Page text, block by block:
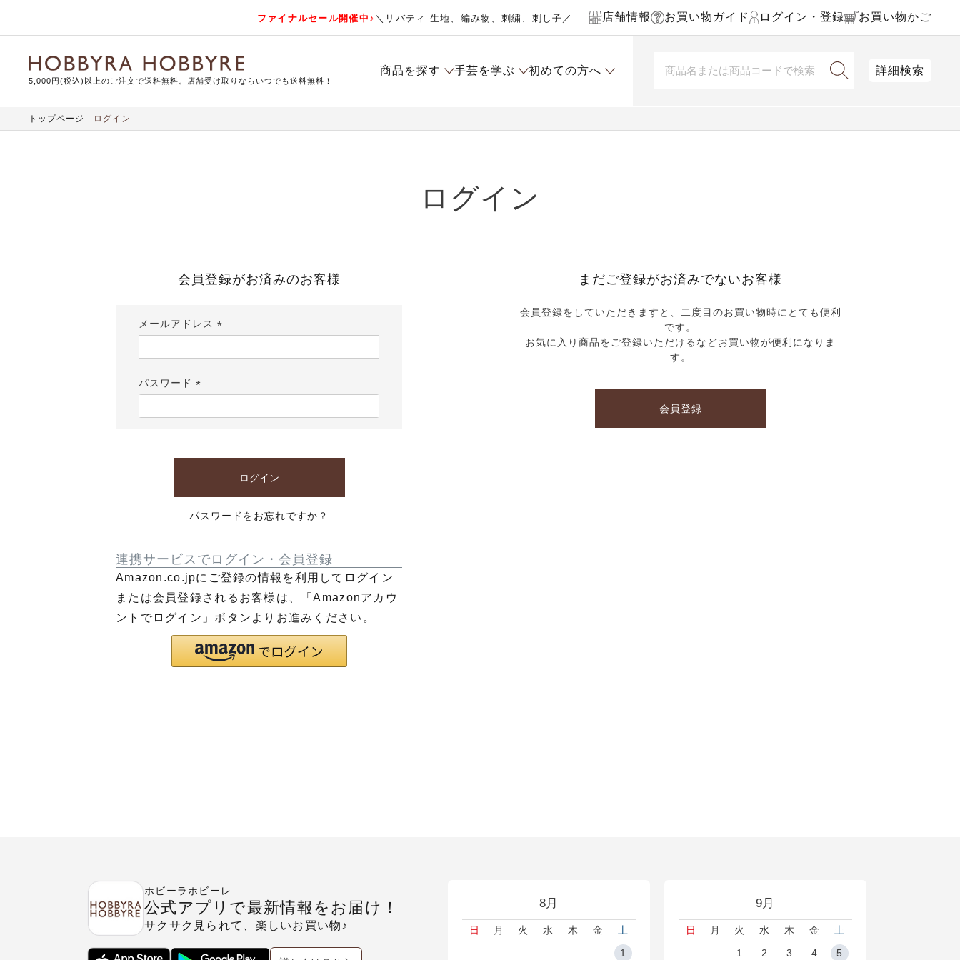
ファイナルセール開催中♪ ＼リバティ 生地、編み物、刺繍、刺し子／ 店舗情報 お買い物ガイド ログイン・登録 お買い物かご
5,000円(税込)以上のご注文で送料無料。店舗受け取りならいつでも送料無料！
商品を探す 手芸を学ぶ 初めての方へ 詳細検索
トップページ ログイン
ログイン
会員登録がお済みのお客様
メールアドレス
須)
パスワード
須)
ログイン
パスワードをお忘れですか？
連携サービスでログイン・会員登録
Amazon.co.jpにご登録の情報を利用してログイン
または会員登録されるお客様は、「Amazonアカウ
ントでログイン」ボタンよりお進みください。
まだご登録がお済みでないお客様
会員登録をしていただきますと、二度目のお買い物時にとても便利
です。
お気に入り商品をご登録いただけるなどお買い物が便利になりま
す。
会員登録
8月
日 月 火 水 木 金
土
1
9月
日 月 火 水 木 金
土
1
2 3 4 5
ホビーラホビーレ
公式アプリで最新情報をお届け！
サクサク見られて、楽しいお買い物♪